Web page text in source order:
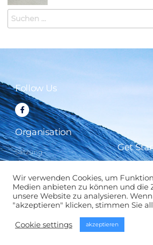
Follow Us
Organisation
Satzung
Kontakt
Get
Wir verwenden Cookies, um
Medien anbieten zu können und die
unsere Website zu analysieren.
"akzeptieren" klicken, stimmen Sie
Cookie settings akzeptieren